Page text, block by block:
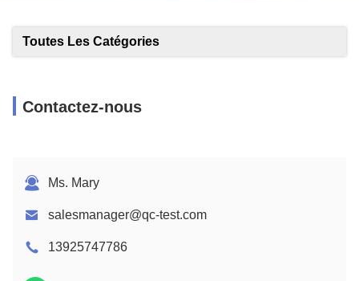
Toutes Les Catégories
Contactez-nous
Ms. Mary
salesmanager@qc-test.com
13925747786